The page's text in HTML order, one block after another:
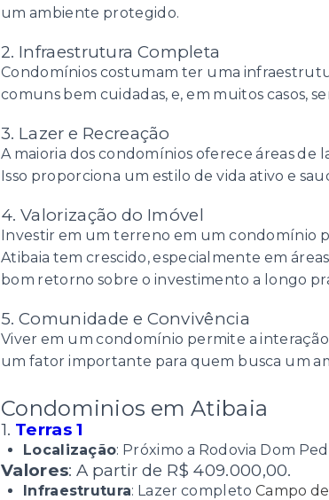
um ambiente protegido.
2. Infraestrutura Completa
Condomínios costumam ter uma
comuns bem cuidadas, e, em muitos casos,
3. Lazer e Recreação
A maioria dos condomínios oferece áreas de
Isso proporciona um estilo de vida ativo e
4. Valorização do Imóvel
Investir em um terreno em um condomínio
Atibaia tem crescido, especialmente em
bom retorno sobre o investimento a longo
5. Comunidade e Convivência
Viver em um condomínio permite a
um fator importante para quem busca um
Condominios em Atibaia
1. Terras 1
Localização: Próximo a Rodovia Dom
Valores: A partir de R$ 409.000,00.
Infraestrutura: Lazer completoCampo